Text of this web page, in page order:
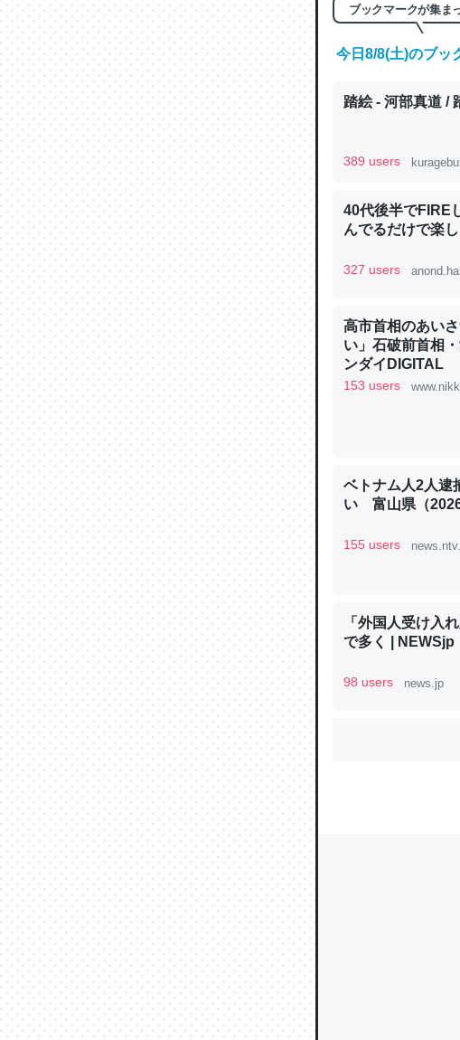
これは良記事。
の伏線」は回収
やすく強くなりそ
の600分の1程度。
─ニュース :: 【研究
論文では「淡水
は」とあって面白
─ニュース :: 【研究
これを元に考える
中。あと、
ちょうど同じ理
きる。一生で親
を実質100倍以
ブックマークが集ま
今日8/8(土)のブッ
踏絵 - 河部真道 /
389 users
40代後半でFIRE
んでるだけで楽
327 users
高市首相のあい
い」石破前首相
ンダイDIGITAL
153 users
ベトナム人2人
い 富山県（
155 users
「外国人受け入
で多く | NEWSjp
98 users news.jp